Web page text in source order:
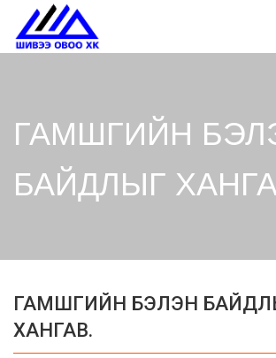
ГАМШГИЙН
БАЙДЛЫГ
ГАМШГИЙН БЭЛЭН
ХАНГАВ.